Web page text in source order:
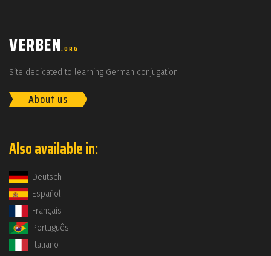
VERBEN.ORG
Site dedicated to learning German conjugation
About us
Also available in:
Deutsch
Español
Français
Português
Italiano